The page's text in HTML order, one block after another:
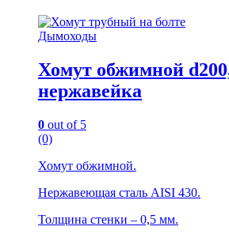
Дымоходы
Хомут обжимной
нержавейка
0 out of 5
(0)
Хомут обжимной.
Нержавеющая сталь AISI 430.
Толщина стенки – 0,5 мм.